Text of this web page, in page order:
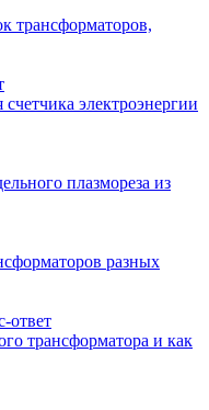
трансформаторов,
электроэнергии
плазмореза из
разных
ответ
трансформатора и как